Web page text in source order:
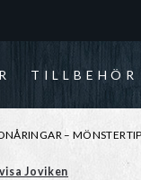
TILLBEHÖR
–
Joviken